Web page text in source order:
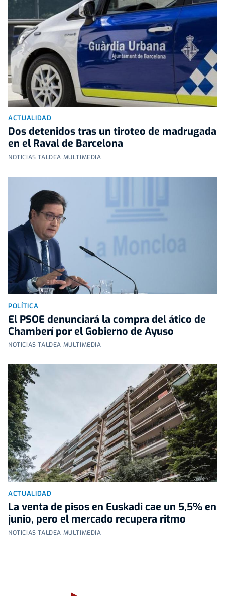
ACTUALIDAD
Dos detenidos tras un tiroteo de madrugada
en el Raval de Barcelona
NOTICIAS TALDEA MULTIMEDIA
POLÍTICA
El PSOE denunciará la compra del ático de
Chamberí por el Gobierno de Ayuso
NOTICIAS TALDEA MULTIMEDIA
ACTUALIDAD
La venta de pisos en Euskadi cae un 5,5% en
junio, pero el mercado recupera ritmo
NOTICIAS TALDEA MULTIMEDIA